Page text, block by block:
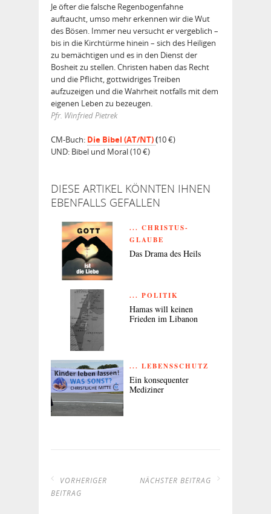
Je öfter die falsche Regenbogenfahne
auftaucht, umso mehr erkennen wir die Wut
des Bösen. Immer neu versucht er vergeblich –
bis in die Kirchtürme hinein – sich des Heiligen
zu bemächtigen und es in den Dienst der
Bosheit zu stellen. Christen haben das Recht
und die Pflicht, gottwidriges Treiben
aufzuzeigen und die Wahrheit notfalls mit dem
eigenen Leben zu bezeugen.
Pfr. Winfried Pietrek
CM-Buch: Die Bibel (AT/NT)(10 €)
UND: Bibel und Moral (10 €)
DIESE ARTIKEL KÖNNTEN IHNEN
EBENFALLS GEFALLEN
... CHRISTUS-
GLAUBE
Das Drama des Heils
... POLITIK
Hamas will keinen
Frieden im Libanon
... LEBENSSCHUTZ
Ein konsequenter
Mediziner
VORHERIGER
BEITRAG
NÄCHSTER BEITRAG